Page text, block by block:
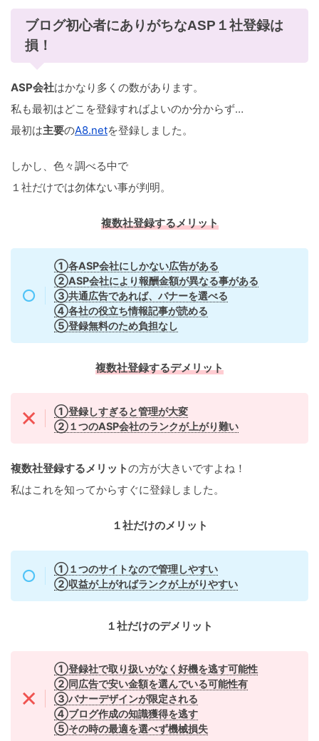
ブログ初心者にありがちなASP１社登録は
損！
ASP会社はかなり多くの数があります。
私も最初はどこを登録すればよいのか分からず…
最初は主要のA8.netを登録しました。
しかし、色々調べる中で
１社だけでは勿体ない事が判明。
複数社登録するメリット
①各ASP会社にしかない広告がある
②ASP会社により報酬金額が異なる事がある
③共通広告であれば、バナーを選べる
④各社の役立ち情報記事が読める
⑤登録無料のため負担なし
複数社登録するデメリット
①登録しすぎると管理が大変
②１つのASP会社のランクが上がり難い
複数社登録するメリットの方が大きいですよね！
私はこれを知ってからすぐに登録しました。
１社だけのメリット
①１つのサイトなので管理しやすい
②収益が上がればランクが上がりやすい
１社だけのデメリット
①登録社で取り扱いがなく好機を逃す可能性
②同広告で安い金額を選んでいる可能性有
③バナーデザインが限定される
④ブログ作成の知識獲得を逃す
⑤その時の最適を選べず機械損失